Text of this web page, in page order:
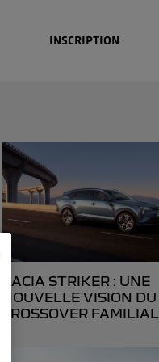
INSCRIPTION
DACIA STRIKER : UNE
NOUVELLE VISION DU
CROSSOVER FAMILIAL